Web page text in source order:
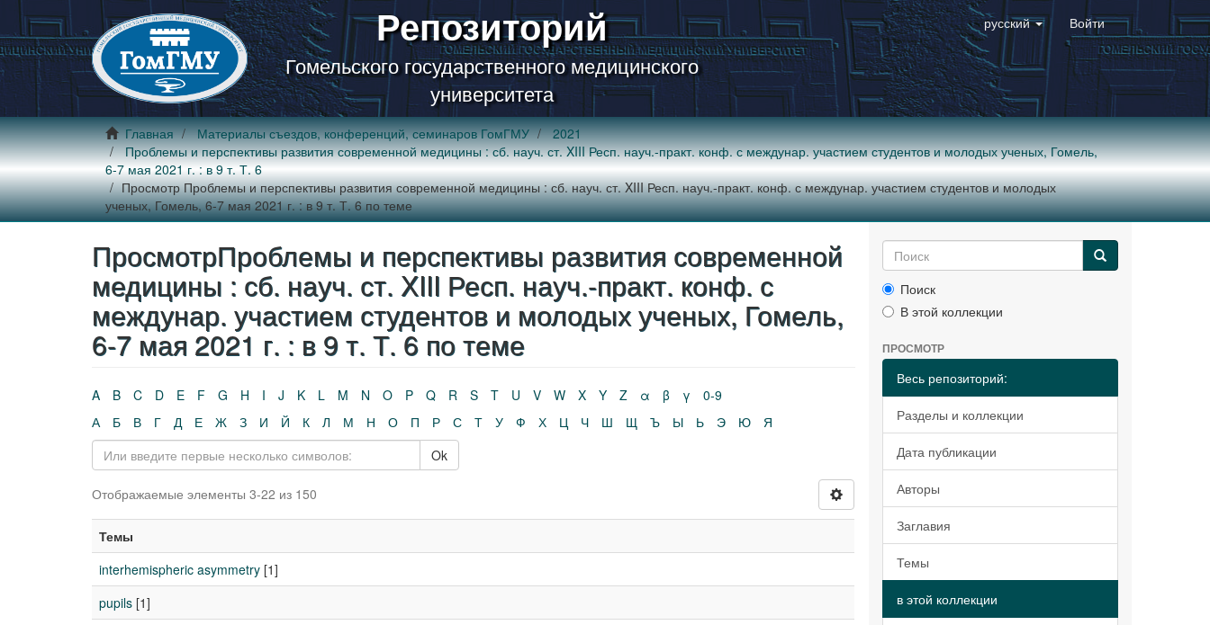
Репозиторий
Гомельского государственного медицинского
университета
русский Войти
Главная Материалы съездов, конференций, семинаров ГомГМУ
2021
Проблемы и перспективы развития современной медицины : сб. науч. ст. XIII Респ. науч.-практ. конф. с междунар. участием студентов и молодых ученых, Гомель,
6-7 мая 2021 г. : в 9 т. Т. 6
Просмотр Проблемы и перспективы развития современной медицины : сб. науч. ст. XIII Респ. науч.-практ. конф. с междунар. участием студентов и молодых
ученых, Гомель, 6-7 мая 2021 г. : в 9 т. Т. 6 по теме
ПросмотрПроблемы и перспективы развития современной
медицины : сб. науч. ст. XIII Респ. науч.-практ. конф. с
междунар. участием студентов и молодых ученых, Гомель,
6-7 мая 2021 г. : в 9 т. Т. 6 по теме
A B C D E F G H I J K L M N O P Q R S T U V W X Y Z α β γ
0-9
А
Б В Г Д Е Ж З И Й К Л М Н О П Р С Т У Ф Х Ц Ч Ш Щ Ъ Ы Ь Э Ю
Я
Ok
Отображаемые элементы 3-22 из 150
Темы
interhemispheric asymmetry [1]
pupils [1]
Поиск
В этой коллекции
ПРОСМОТР
Весь репозиторий:
Разделы и коллекции
Дата публикации
Авторы
Заглавия
Темы
в этой коллекции